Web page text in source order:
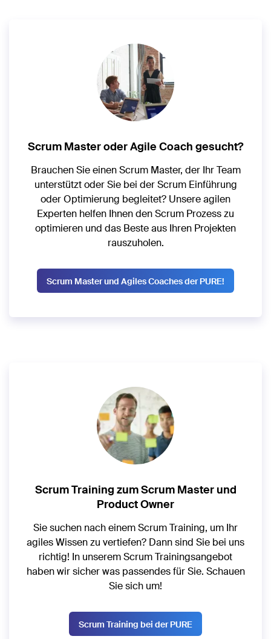
Scrum Master oder Agile Coach gesucht?
Brauchen Sie einen Scrum Master, der Ihr Team
unterstützt oder Sie bei der Scrum Einführung
oder Optimierung begleitet? Unsere agilen
Experten helfen Ihnen den Scrum Prozess zu
optimieren und das Beste aus Ihren Projekten
rauszuholen.
Scrum Master und Agiles Coaches der PURE!
Scrum Training zum Scrum Master und
Product Owner
Sie suchen nach einem Scrum Training, um Ihr
agiles Wissen zu vertiefen? Dann sind Sie bei uns
richtig! In unserem Scrum Trainingsangebot
haben wir sicher was passendes für Sie. Schauen
Sie sich um!
Scrum Training bei der PURE